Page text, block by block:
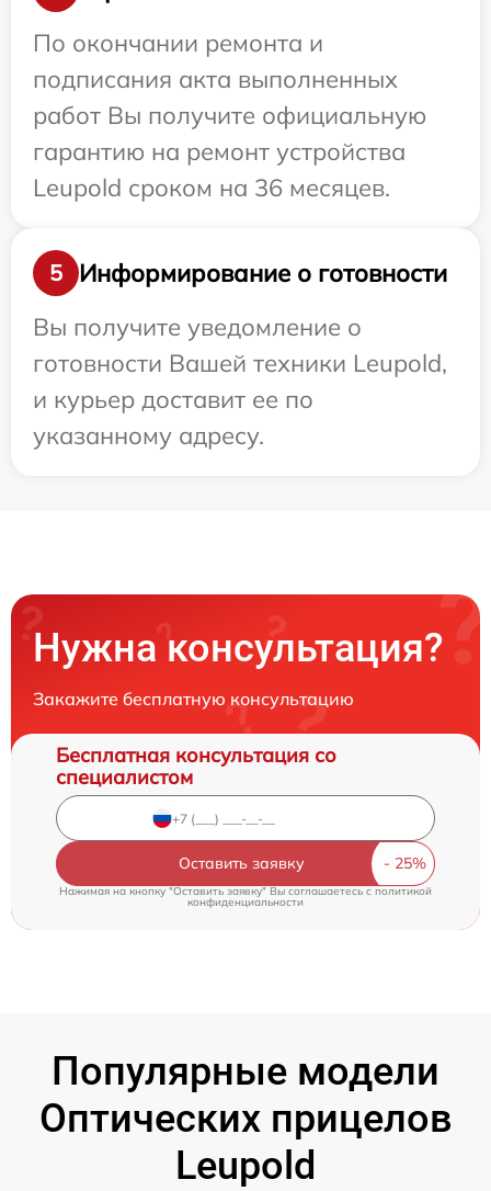
По окончании ремонта и
подписания акта выполненных
работ Вы получите официальную
гарантию на ремонт устройства
Leupold сроком на 36 месяцев.
5
Информирование о готовности
Вы получите уведомление о
готовности Вашей техники Leupold,
и курьер доставит ее по
указанному адресу.
Нужна консультация?
Закажите бесплатную консультацию
Бесплатная консультация со
специалистом
Оставить заявку
Нажимая на кнопку "Оставить заявку" Вы соглашаетесь c политикой
конфиденциальности
Популярные модели
Оптических прицелов
Leupold